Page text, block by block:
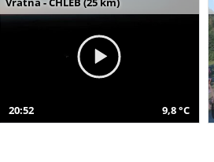
20:52 9,8 °C